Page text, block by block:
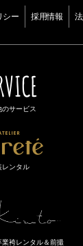
シー 採用情報
のサービス
レンタル
業袴レンタル＆前撮